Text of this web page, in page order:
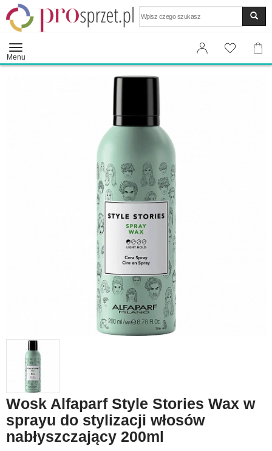
Menu
Wosk Alfaparf Style Stories Wax w
sprayu do stylizacji włosów
nabłyszczający 200ml